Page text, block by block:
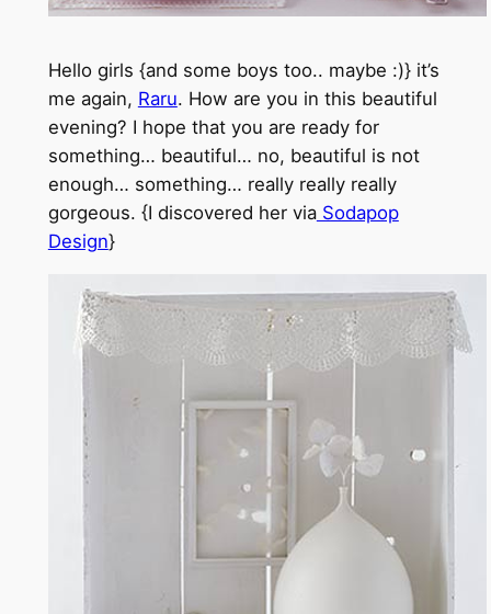
Hello girls {and some boys too.. maybe :)} it’s
me again, Raru. How are you in this beautiful
evening? I hope that you are ready for
something… beautiful… no, beautiful is not
enough… something… really really really
gorgeous. {I discovered her viaSodapop
Design}